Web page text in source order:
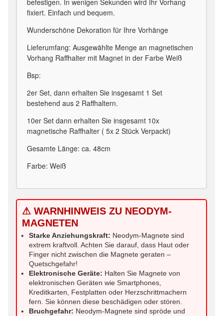
fixiert. Einfach und bequem.
Wunderschöne Dekoration für Ihre Vorhänge
Lieferumfang: Ausgewählte Menge an magnetischen
Vorhang Raffhalter mit Magnet in der Farbe Weiß
Bsp:
2er Set, dann erhalten Sie insgesamt 1 Set
bestehend aus 2 Raffhaltern.
10er Set dann erhalten Sie insgesamt 10x
magnetische Raffhalter ( 5x 2 Stück Verpackt)
Gesamte Länge: ca. 48cm
Farbe: Weiß
⚠ WARNHINWEIS ZU NEODYM-
MAGNETEN
Starke Anziehungskraft: Neodym-Magnete sind
extrem kraftvoll. Achten Sie darauf, dass Haut oder
Finger nicht zwischen die Magnete geraten –
Quetschgefahr!
Elektronische Geräte: Halten Sie Magnete von
elektronischen Geräten wie Smartphones,
Kreditkarten, Festplatten oder Herzschrittmachern
fern. Sie können diese beschädigen oder stören.
Bruchgefahr: Neodym-Magnete sind spröde und